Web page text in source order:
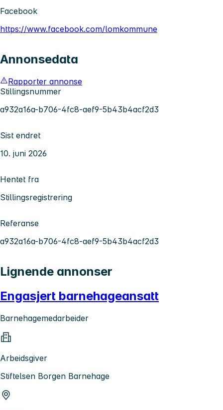
Facebook
https://www.facebook.com/lomkommune
Annonsedata
Rapporter annonse
Stillingsnummer
a932a16a-b706-4fc8-aef9-5b43b4acf2d3
Sist endret
10. juni 2026
Hentet fra
Stillingsregistrering
Referanse
a932a16a-b706-4fc8-aef9-5b43b4acf2d3
Lignende annonser
Engasjert barnehageansatt
Barnehagemedarbeider
Arbeidsgiver
Stiftelsen Borgen Barnehage